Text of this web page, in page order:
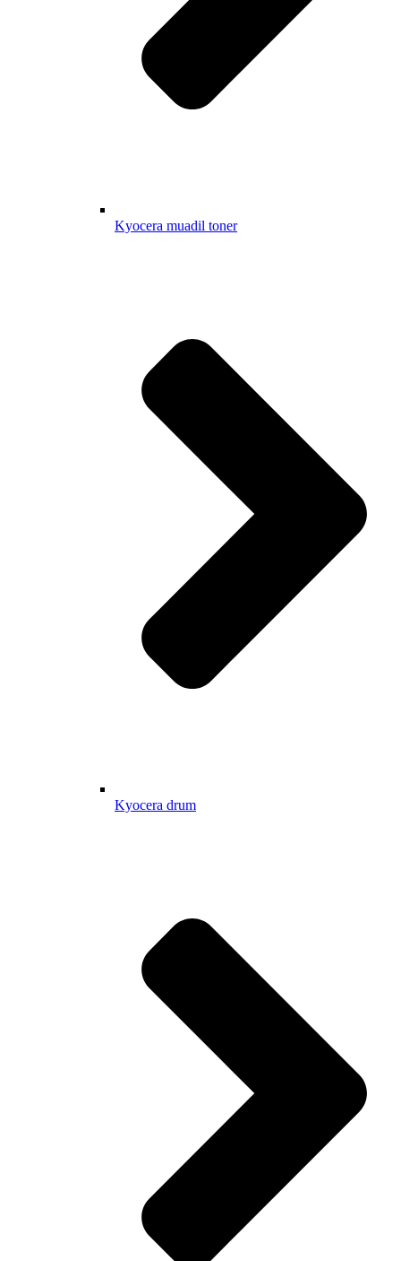
Kyocera muadil toner
Kyocera drum